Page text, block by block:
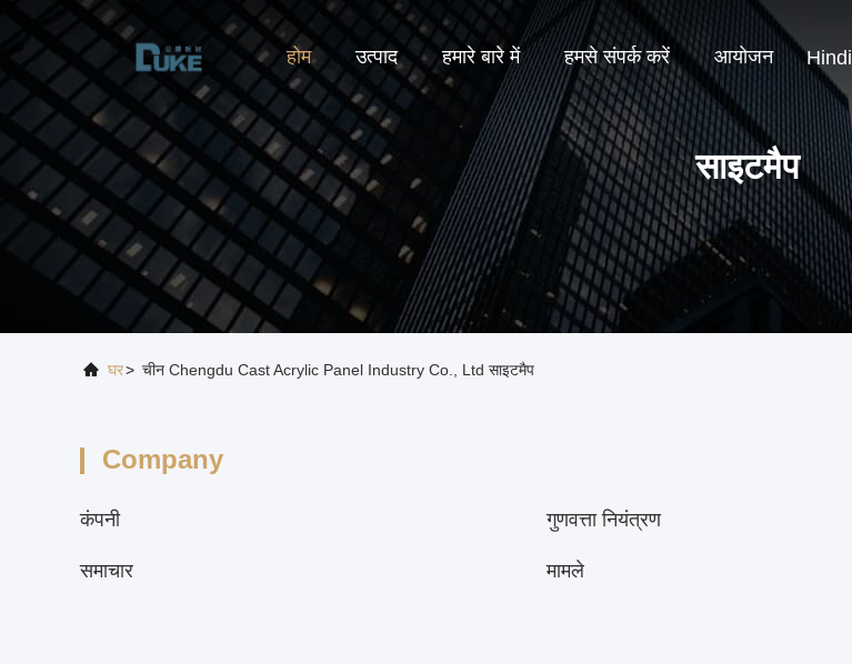
होम उत्पाद हमारे बारे में हमसे संपर्क करें आयोजन Hindi
साइटमैप
घर> चीन Chengdu Cast Acrylic Panel Industry Co., Ltd साइटमैप
Company
कंपनी गुणवत्ता नियंत्रण
समाचार मामले